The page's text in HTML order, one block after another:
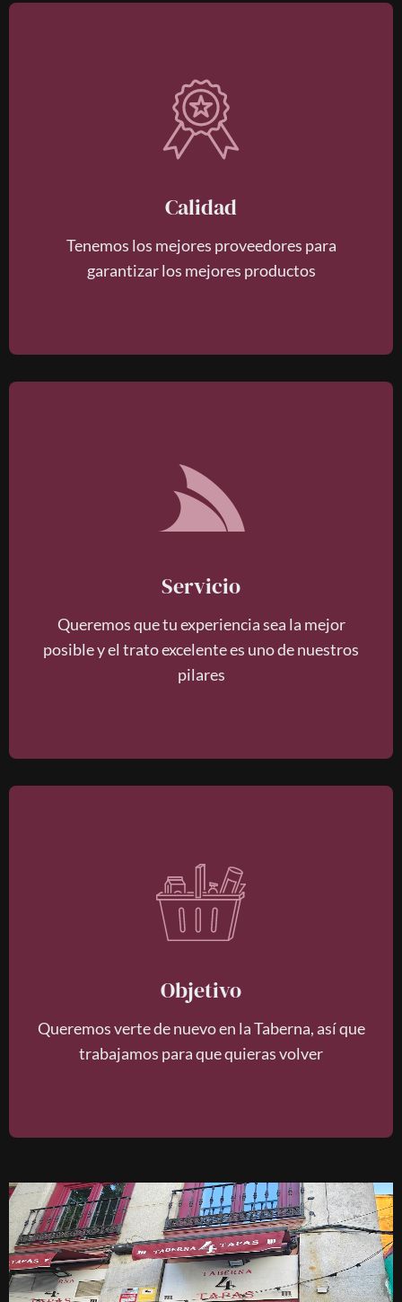
Calidad
Tenemos los mejores proveedores para
garantizar los mejores productos
Servicio
Queremos que tu experiencia sea la mejor
posible y el trato excelente es uno de nuestros
pilares
Objetivo
Queremos verte de nuevo en la Taberna, así que
trabajamos para que quieras volver